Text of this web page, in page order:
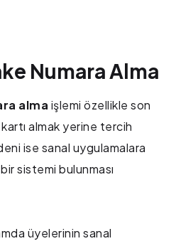
Numara Alma
alma işlemi özellikle son
almak yerine tercih
ise sanal uygulamalara
sistemi bulunması
üyelerinin sanal